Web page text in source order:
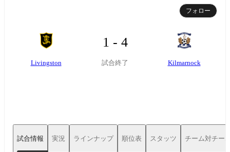
フォロー
Livingston
1 - 4
試合終了 Kilmarnock
試合情報 実況 ラインナップ 順位表 スタッツ チーム対チー